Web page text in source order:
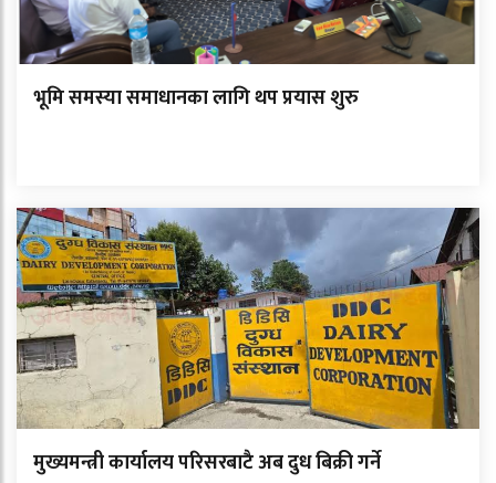
भूमि समस्या समाधानका लागि थप प्रयास शुरु
मुख्यमन्त्री कार्यालय परिसरबाटै अब दुध बिक्री गर्ने